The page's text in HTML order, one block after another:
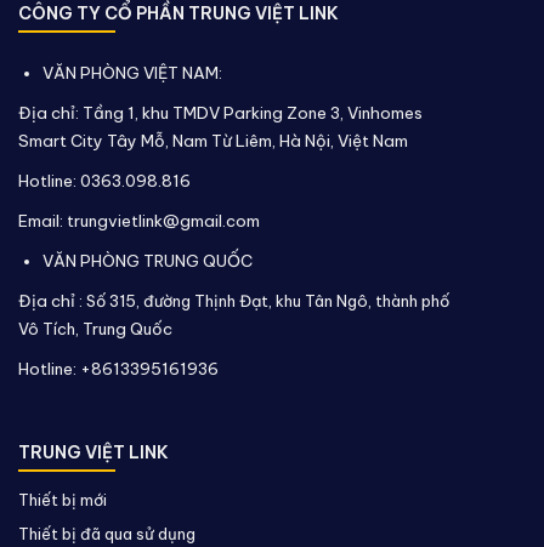
CÔNG TY CỔ PHẦN TRUNG VIỆT LINK
VĂN PHÒNG VIỆT NAM:
Địa chỉ: Tầng 1, khu TMDV Parking Zone 3, Vinhomes
Smart City Tây Mỗ, Nam Từ Liêm, Hà Nội, Việt Nam
Hotline: 0363.098.816
Email: trungvietlink@gmail.com
VĂN PHÒNG TRUNG QUỐC
Địa chỉ : Số 315, đường Thịnh Đạt, khu Tân Ngô, thành phố
Vô Tích, Trung Quốc
Hotline: +8613395161936
TRUNG VIỆT LINK
Thiết bị mới
Thiết bị đã qua sử dụng